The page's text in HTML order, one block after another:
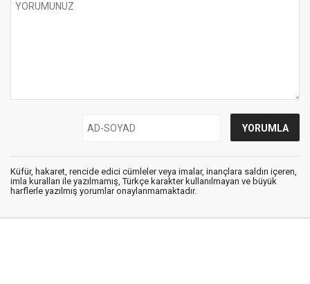
Küfür, hakaret, rencide edici cümleler veya imalar, inançlara saldırı içeren,
imla kuralları ile yazılmamış, Türkçe karakter kullanılmayan ve büyük
harflerle yazılmış yorumlar onaylanmamaktadır.